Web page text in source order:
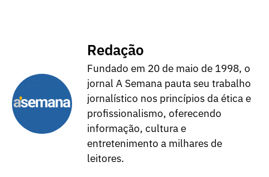
Redação
Fundado em 20 de maio de 1998, o
jornal A Semana pauta seu trabalho
jornalístico nos princípios da ética e
profissionalismo, oferecendo
informação, cultura e
entretenimento a milhares de
leitores.